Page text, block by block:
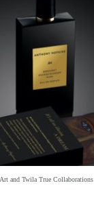
and Twila True Collaborations